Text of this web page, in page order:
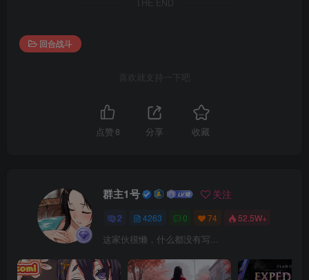
THE END
回合战斗
喜欢就支持一下吧
点赞 8 分享 收藏
群主1号 关注
2 4263 0 74 52.5W+
这家伙很懒，什么都没有写...